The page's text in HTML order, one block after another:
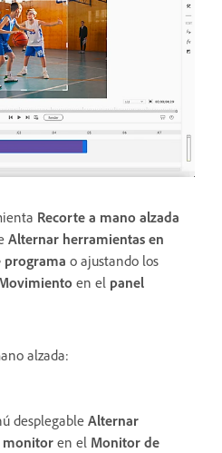
Recorte a mano alzada
Alternar herramientas en
o ajustando los
en el panel
alzada:
desplegable Alternar
monitor en el Monitor de